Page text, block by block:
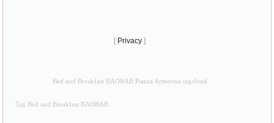
[ Privacy ]
Bed and Breakfast BAOBAB Piazza Armerina tagcloud
Tag Bed and Breakfast BAOBAB